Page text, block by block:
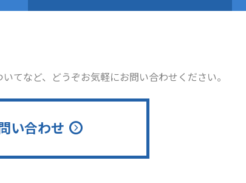
てなど、どうぞお気軽にお問い合わせください。
い合わせ